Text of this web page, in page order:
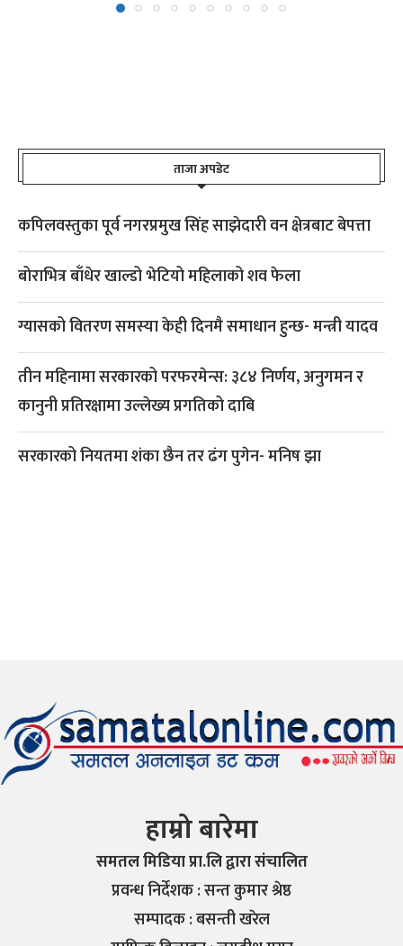
ताजा अपडेट
कपिलवस्तुका पूर्व नगरप्रमुख सिंह साझेदारी वन क्षेत्रबाट बेपत्ता
बोराभित्र बाँधेर खाल्डो भेटियो महिलाको शव फेला
ग्यासको वितरण समस्या केही दिनमै समाधान हुन्छ- मन्त्री यादव
तीन महिनामा सरकारको परफरमेन्स: ३८४ निर्णय, अनुगमन र
कानुनी प्रतिरक्षामा उल्लेख्य प्रगतिको दाबि
सरकारको नियतमा शंका छैन तर ढंग पुगेन- मनिष झा
हाम्रो बारेमा
समतल मिडिया प्रा.लि द्वारा संचालित
प्रवन्ध निर्देशक : सन्त कुमार श्रेष्ठ
सम्पादक : बसन्ती खरेल